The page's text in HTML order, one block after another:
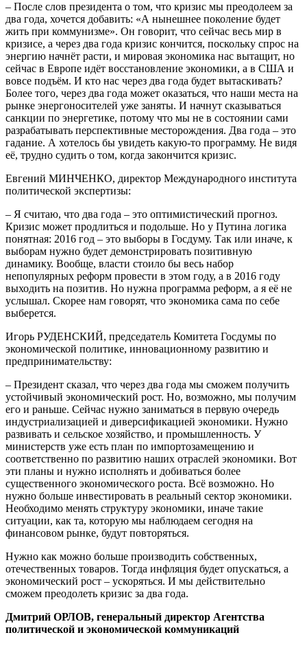
– После слов президента о том, что кризис мы преодолеем за
два года, хочется добавить: «А нынешнее поколение будет
жить при коммунизме». Он говорит, что сейчас весь мир в
кризисе, а через два года кризис кончится, поскольку спрос на
энергию начнёт расти, и мировая экономика нас вытащит, но
сейчас в Европе идёт восстановление экономики, а в США и
вовсе подъём. И кто нас через два года будет вытаскивать?
Более того, через два года может оказаться, что наши места на
рынке энергоносителей уже заняты. И начнут сказываться
санкции по энергетике, потому что мы не в состоянии сами
разрабатывать перспективные месторождения. Два года – это
гадание. А хотелось бы увидеть какую-то программу. Не видя
её, трудно судить о том, когда закончится кризис.
Евгений МИНЧЕНКО, директор Международного института
политической экспертизы:
– Я считаю, что два года – это оптимистический прогноз.
Кризис может продлиться и подольше. Но у Путина логика
понятная: 2016 год – это выборы в Госдуму. Так или иначе, к
выборам нужно будет демонстрировать позитивную
динамику. Вообще, власти стоило бы весь набор
непопулярных реформ провести в этом году, а в 2016 году
выходить на позитив. Но нужна программа реформ, а я её не
услышал. Скорее нам говорят, что экономика сама по себе
выберется.
Игорь РУДЕНСКИЙ, председатель Комитета Госдумы по
экономической политике, инновационному развитию и
предпринимательству:
– Президент сказал, что через два года мы сможем получить
устойчивый экономический рост. Но, возможно, мы получим
его и раньше. Сейчас нужно заниматься в первую очередь
индустриализацией и диверсификацией экономики. Нужно
развивать и сельское хозяйство, и промышленность. У
министерств уже есть план по импортозамещению и
соответственно по развитию наших отраслей экономики. Вот
эти планы и нужно исполнять и добиваться более
существенного экономического роста. Всё возможно. Но
нужно больше инвестировать в реальный сектор экономики.
Необходимо менять структуру экономики, иначе такие
ситуации, как та, которую мы наблюдаем сегодня на
финансовом рынке, будут повторяться.
Нужно как можно больше производить собственных,
отечественных товаров. Тогда инфляция будет опускаться, а
экономический рост – ускоряться. И мы действительно
сможем преодолеть кризис за два года.
Дмитрий ОРЛОВ, генеральный директор Агентства
политической и экономической коммуникаций